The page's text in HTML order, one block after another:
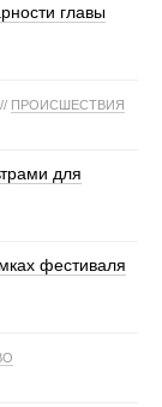
главы
// ПРОИСШЕСТВИЯ
для
фестиваля